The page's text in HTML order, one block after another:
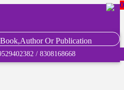
0
Or Publication
/ 8308168668